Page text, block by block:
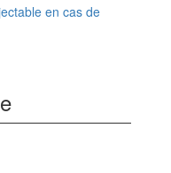
en cas de